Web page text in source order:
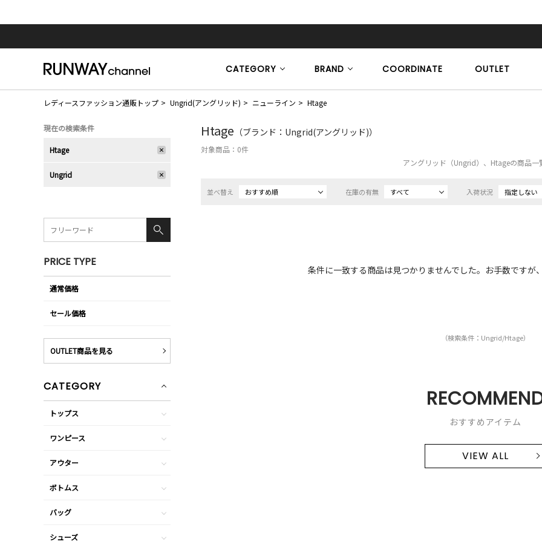
CATEGORY BRAND COORDINATE OUTLET
レディースファッション通販トップ Ungrid(アングリッド) ニューライン Htage
Htage （ブランド：Ungrid(アングリッド)）
対象商品： 0件
アングリッド（Ungrid）、Htageの商品一
並べ替え おすすめ順 在庫の有無 すべて 入荷状況 指定しない
条件に一致する商品は見つかりませんでした。お手数ですが
（検索条件：Ungrid/Htage）
おすすめアイテム
VIEW ALL
現在の検索条件
Htage
Ungrid
PRICE TYPE
通常価格
セール価格
OUTLET商品を見る
CATEGORY
トップス
ワンピース
アウター
ボトムス
バッグ
シューズ